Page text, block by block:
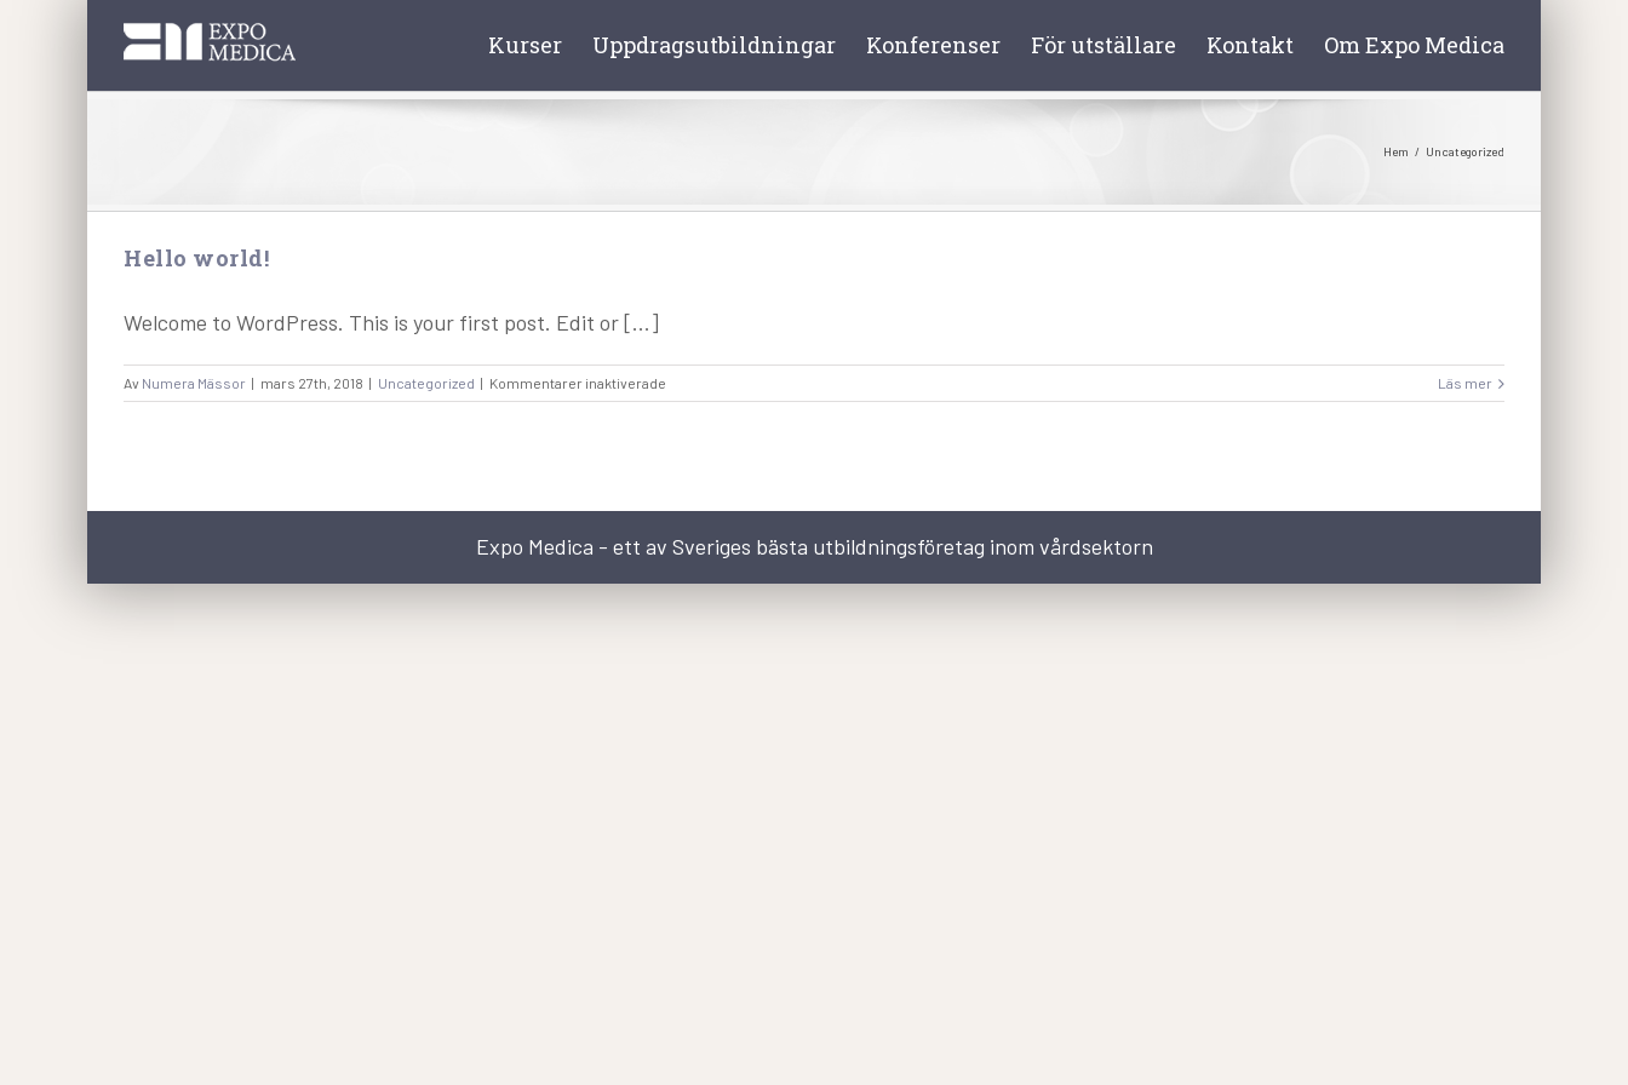
innehållet
Kurser Uppdragsutbildningar Konferenser För utställare Kontakt Om Expo Medica
Hem / Uncategorized
Hello world!
Welcome to WordPress. This is your first post. Edit or [...]
Av Numera Mässor | mars 27th, 2018 | Uncategorized | Kommentarer inaktiverade
Hello
Läs mer
Expo Medica - ett av Sveriges bästa utbildningsföretag inom vårdsektorn